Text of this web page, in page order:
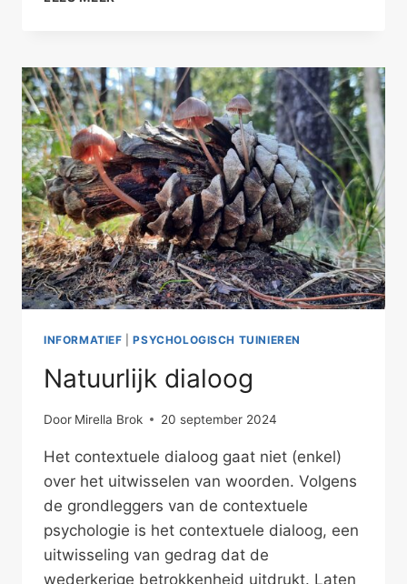
LEREN
INFORMATIEF |PSYCHOLOGISCH TUINIEREN
Natuurlijk dialoog
Door Mirella Brok 20 september 2024
Het contextuele dialoog gaat niet (enkel)
over het uitwisselen van woorden. Volgens
de grondleggers van de contextuele
psychologie is het contextuele dialoog, een
uitwisseling van gedrag dat de
wederkerige betrokkenheid uitdrukt. Laten